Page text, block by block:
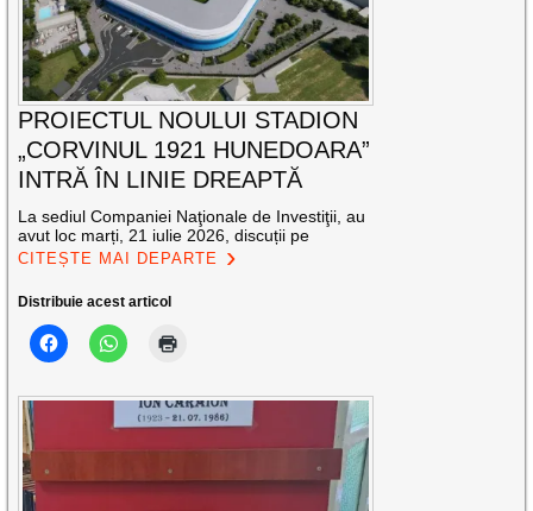
PROIECTUL NOULUI STADION
„CORVINUL 1921 HUNEDOARA”
INTRĂ ÎN LINIE DREAPTĂ
La sediul Companiei Naţionale de Investiţii, au
avut loc marți, 21 iulie 2026, discuții pe
CITEȘTE MAI DEPARTE
Distribuie acest articol